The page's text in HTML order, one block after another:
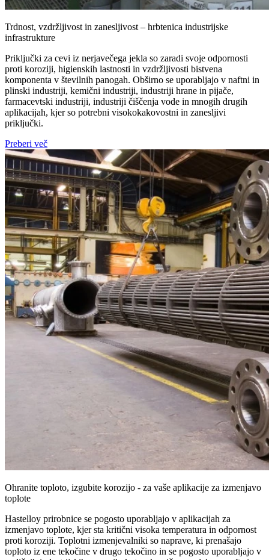
Trdnost, vzdržljivost in zanesljivost – hrbtenica industrijske
infrastrukture
Priključki za cevi iz nerjavečega jekla so zaradi svoje odpornosti
proti koroziji, higienskih lastnosti in vzdržljivosti bistvena
komponenta v številnih panogah. Obširno se uporabljajo v naftni in
plinski industriji, kemični industriji, industriji hrane in pijače,
farmacevtski industriji, industriji čiščenja vode in mnogih drugih
aplikacijah, kjer so potrebni visokokakovostni in zanesljivi
priključki.
Preberi več
Ohranite toploto, izgubite korozijo - za vaše aplikacije za izmenjavo
toplote
Hastelloy prirobnice se pogosto uporabljajo v aplikacijah za
izmenjavo toplote, kjer sta kritični visoka temperatura in odpornost
proti koroziji. Toplotni izmenjevalniki so naprave, ki prenašajo
toploto iz ene tekočine v drugo tekočino in se pogosto uporabljajo v